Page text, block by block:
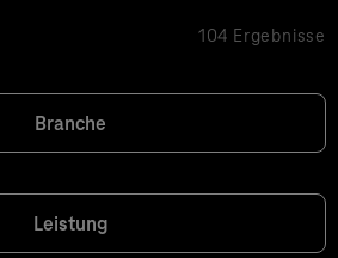
104 Ergebnisse
Branche
Leistung